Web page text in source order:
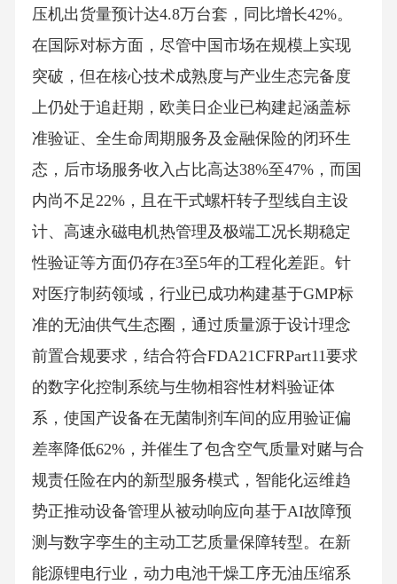
压机出货量预计达4.8万台套，同比增长42%。
在国际对标方面，尽管中国市场在规模上实现
突破，但在核心技术成熟度与产业生态完备度
上仍处于追赶期，欧美日企业已构建起涵盖标
准验证、全生命周期服务及金融保险的闭环生
态，后市场服务收入占比高达38%至47%，而国
内尚不足22%，且在干式螺杆转子型线自主设
计、高速永磁电机热管理及极端工况长期稳定
性验证等方面仍存在3至5年的工程化差距。针
对医疗制药领域，行业已成功构建基于GMP标
准的无油供气生态圈，通过质量源于设计理念
前置合规要求，结合符合FDA21CFRPart11要求
的数字化控制系统与生物相容性材料验证体
系，使国产设备在无菌制剂车间的应用验证偏
差率降低62%，并催生了包含空气质量对赌与合
规责任险在内的新型服务模式，智能化运维趋
势正推动设备管理从被动响应向基于AI故障预
测与数字孪生的主动工艺质量保障转型。在新
能源锂电行业，动力电池干燥工序无油压缩系